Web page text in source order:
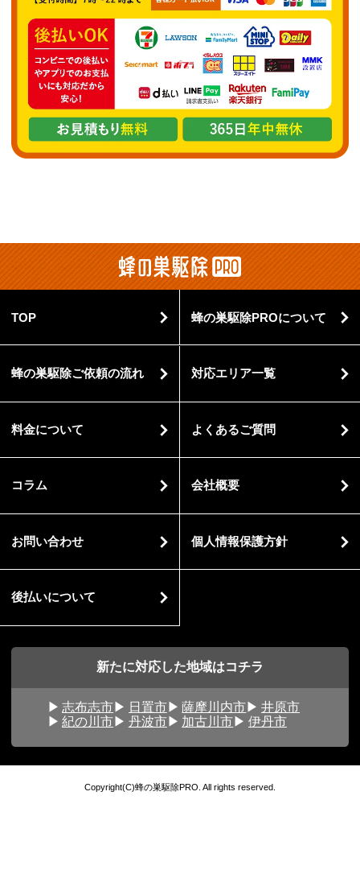
TOP 蜂の巣駆除PROについて
蜂の巣駆除ご依頼の流れ 対応エリア一覧
料金について よくあるご質問
コラム 会社概要
お問い合わせ 個人情報保護方針
後払いについて
新たに対応した地域はコチラ
志布志市 日置市 薩摩川内市
井原市
紀の川市
丹波市 加古川市 伊丹市
Copyright(C)蜂の巣駆除PRO. All rights reserved.